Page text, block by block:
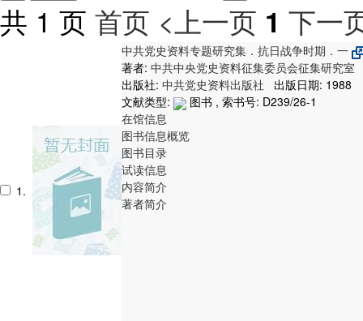
共 1 页 首页 <上一页 1 下一
1.
中共党史资料专题研究集．抗日战争时期．一
著者: 中共中央党史资料征集委员会征集研究室
出版社: 中共党史资料出版社
出版日期: 1988
文献类型:
图书 , 索书号: D239/26-1
在馆信息
图书信息概览
图书目录
试读信息
内容简介
著者简介